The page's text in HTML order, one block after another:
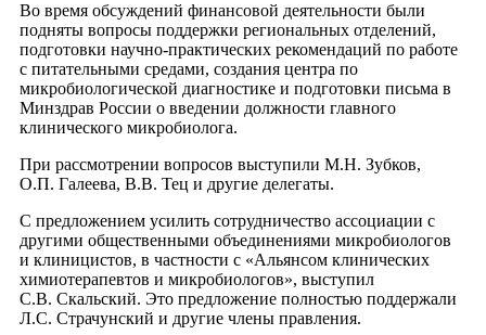
Во время обсуждений финансовой деятельности были
подняты вопросы поддержки региональных отделений,
подготовки научно-практических рекомендаций по работе
с питательными средами, создания центра по
микробиологической диагностике и подготовки письма в
Минздрав России о введении должности главного
клинического микробиолога.
При рассмотрении вопросов выступили М.Н. Зубков,
О.П. Галеева, В.В. Тец и другие делегаты.
С предложением усилить сотрудничество ассоциации с
другими общественными объединениями микробиологов
и клиницистов, в частности с «Альянсом клинических
химиотерапевтов и микробиологов», выступил
С.В. Скальский. Это предложение полностью поддержали
Л.С. Страчунский и другие члены правления.